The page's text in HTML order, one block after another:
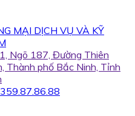
MẠI DỊCH VỤ VÀ KỸ
Ngõ 187, Đường Thiên
Thành phố Bắc Ninh, Tỉnh